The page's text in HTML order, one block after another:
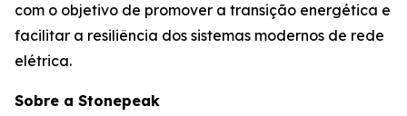
com o objetivo de promover a transição energética e
facilitar a resiliência dos sistemas modernos de rede
elétrica.
Sobre a Stonepeak